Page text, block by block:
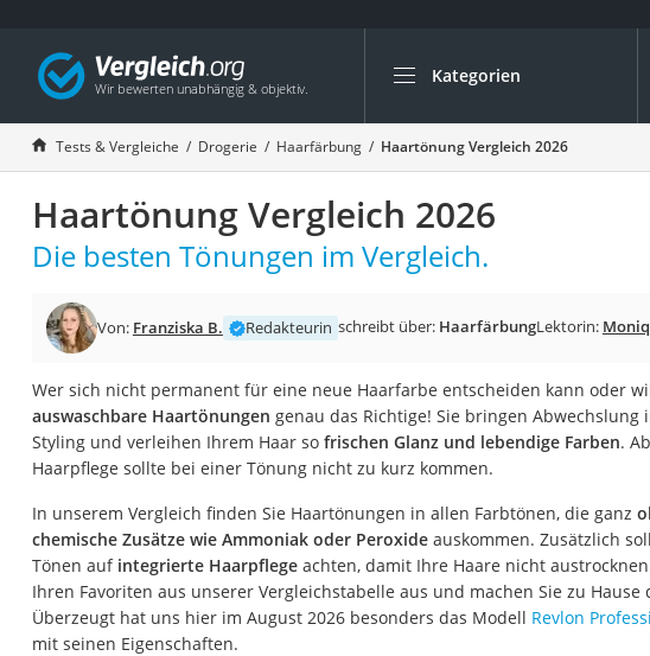
Kategorien
Die beliebtesten Vergleiche
Drogerie
Inhalator
Haarschneider
Rollator
Braun Rasierer
Katzenklappe (Chip)
Masturbator
Massagepistole
Epilierer
Reisehaartrockner
Eiweißpulver
Magnesiumpräparat
Katzenklappe
Tests & Vergleiche Drogerie Haarfärbung Haartönung Vergleich 2026
Haartönung Vergleich 2026
Die besten Tönungen im Vergleich.
Von: Franziska B. Redakteurin schreibt über: HaarfärbungLektorin:
Wer sich nicht permanent für eine neue Haarfarbe entscheiden kann oder
auswaschbare Haartönungen genau das Richtige! Sie bringen Abwechslung
Styling und verleihen Ihrem Haar so frischen Glanz und lebendige Farben.
Haarpflege sollte bei einer Tönung nicht zu kurz kommen.
In unserem Vergleich finden Sie Haartönungen in allen Farbtönen, die ganz
chemische Zusätze wie Ammoniak oder Peroxideauskommen. Zusätzlich
Tönen auf integrierte Haarpflegeachten, damit Ihre Haare nicht
Ihren Favoriten aus unserer Vergleichstabelle aus und machen Sie zu Hause
Überzeugt hat uns hier im August 2026 besonders das Modell Revlon
mit seinen Eigenschaften.